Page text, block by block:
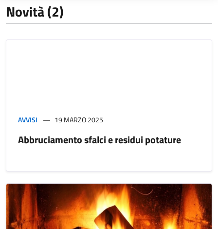
Novità (2)
AVVISI 19 MARZO 2025
Abbruciamento sfalci e residui potature